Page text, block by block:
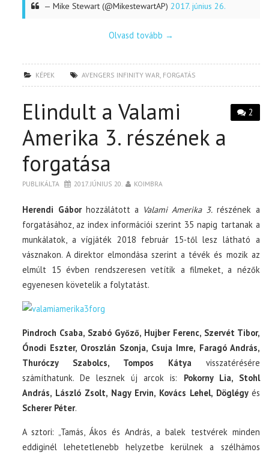
— Mike Stewart (@MikestewartAP)2017. június 26.
Olvasd tovább →
KÉPEK AVENGERS INFINITY WAR, FORGATÁS
2
Elindult a Valami
Amerika 3. részének a
forgatása
PUBLIKÁLTA 2017. JÚNIUS 20. KOIMBRA
Herendi Gáborhozzálátott a Valami Amerika 3. részének a
forgatásához, az index információi szerint 35 napig tartanak a
munkálatok, a vígjáték 2018 február 15-től lesz látható a
vásznakon. A direktor elmondása szerint a tévék és mozik az
elmúlt 15 évben rendszeresen vetítik a filmeket, a nézők
egyenesen követelik a folytatást.
Pindroch Csaba, Szabó Győző, Hujber Ferenc, Szervét Tibor,
Ónodi Eszter, Oroszlán Szonja, Csuja Imre, Faragó András,
Thuróczy Szabolcs, Tompos Kátyavisszatérésére
számíthatunk. De lesznek új arcok is: Pokorny Lia, Stohl
András, László Zsolt, Nagy Ervin, Kovács Lehel, Döglégy és
Scherer Péter.
A sztori: „Tamás, Ákos és András, a balek testvérek minden
eddiginél lehetetlenebb helyzetbe kerülnek a szélhámos